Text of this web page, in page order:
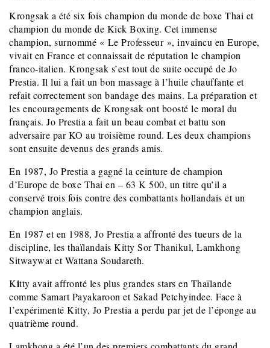
Krongsak a été six fois champion du monde de boxe Thai et
champion du monde de Kick Boxing. Cet immense
champion, surnommé « Le Professeur », invaincu en Europe,
vivait en France et connaissait de réputation le champion
franco-italien. Krongsak s’est tout de suite occupé de Jo
Prestia. Il lui a fait un bon massage à l’huile chauffante et
refait correctement son bandage des mains. La préparation et
les encouragements de Krongsak ont boosté le moral du
français. Jo Prestia a fait un beau combat et battu son
adversaire par KO au troisième round. Les deux champions
sont ensuite devenus des grands amis.
En 1987, Jo Prestia a gagné la ceinture de champion
d’Europe de boxe Thai en – 63 K 500, un titre qu’il a
conservé trois fois contre des combattants hollandais et un
champion anglais.
En 1987 et en 1988, Jo Prestia a affronté des tueurs de la
discipline, les thaïlandais Kitty Sor Thanikul, Lamkhong
Sitwaywat et Wattana Soudareth.
Kitty avait affronté les plus grandes stars en Thaïlande
comme Samart Payakaroon et Sakad Petchyindee. Face à
l’expérimenté Kitty, Jo Prestia a perdu par jet de l’éponge au
quatrième round.